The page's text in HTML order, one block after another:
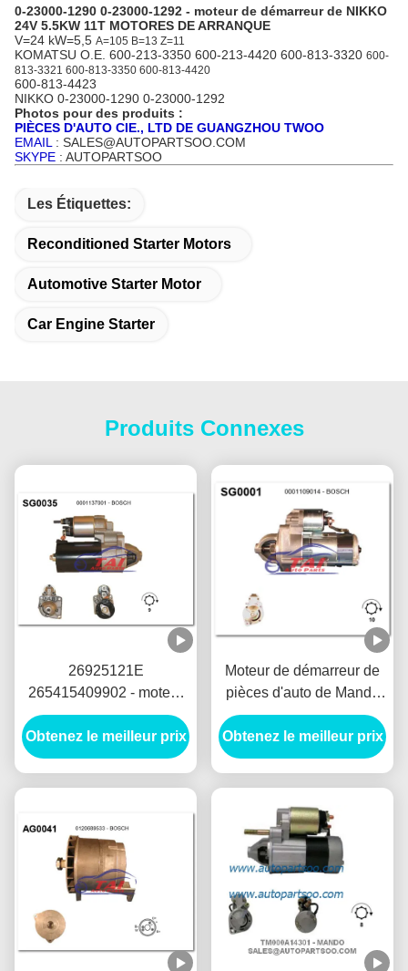
0-23000-1290 0-23000-1292 - moteur de démarreur de NIKKO
24V 5.5KW 11T MOTORES DE ARRANQUE
V=24 kW=5,5 A=105 B=13 Z=11
KOMATSU O.E. 600-213-3350 600-213-4420 600-813-3320 600-
813-3321 600-813-3350 600-813-4420
600-813-4423
NIKKO 0-23000-1290 0-23000-1292
Photos pour des produits :
PIÈCES D'AUTO CIE., LTD DE GUANGZHOU TWOO
EMAIL : SALES@AUTOPARTSOO.COM
SKYPE : AUTOPARTSOO
Les Étiquettes:
Reconditioned Starter Motors
Automotive Starter Motor
Car Engine Starter
Produits Connexes
26925121E
265415409902 - moteur
de démarreur de LUCAS
12V 1.7KW 8T
MOTORES DE
Obtenez le meilleur prix
Moteur de démarreur de
pièces d'auto de Mando
12V 1.2KW 8T Motores
De Arranque
Obtenez le meilleur prix